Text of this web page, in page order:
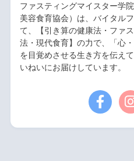
ファスティングマイスター学
美容食育協会）は、バイタル
て、【引き算の健康法・ファ
法・現代食育】の力で、「心
を目覚めさせる生き方を伝え
いねいにお届けしています。